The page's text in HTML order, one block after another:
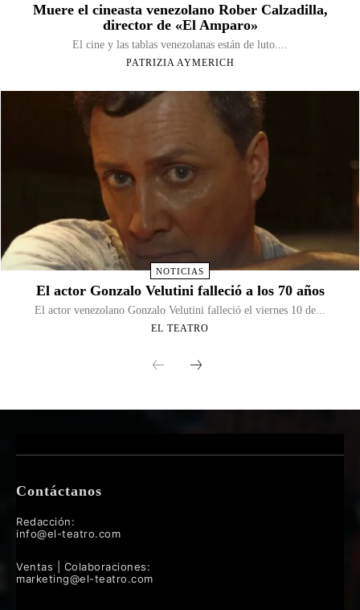
Muere el cineasta venezolano Rober Calzadilla,
director de «El Amparo»
El cine y las tablas venezolanas están de luto....
PATRIZIA AYMERICH
NOTICIAS
El actor Gonzalo Velutini falleció a los 70 años
El actor venezolano Gonzalo Velutini falleció el viernes 10 de...
EL TEATRO
Contáctanos
Redacción:
info@el-teatro.com
Ventas | Colaboraciones:
marketing@el-teatro.com